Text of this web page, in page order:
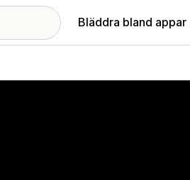
Bläddra bland appar